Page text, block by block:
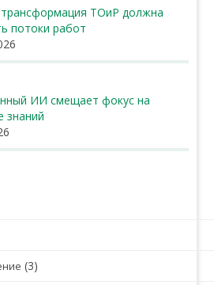
ТОиР должна
потоки работ
ИИ смещает фокус на
знаний
(3)